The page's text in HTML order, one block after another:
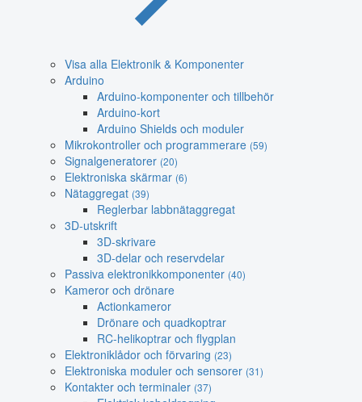
Visa alla Elektronik & Komponenter
Arduino
Arduino-komponenter och tillbehör
Arduino-kort
Arduino Shields och moduler
Mikrokontroller och programmerare (59)
Signalgeneratorer (20)
Elektroniska skärmar (6)
Nätaggregat (39)
Reglerbar labbnätaggregat
3D-utskrift
3D-skrivare
3D-delar och reservdelar
Passiva elektronikkomponenter (40)
Kameror och drönare
Actionkameror
Drönare och quadkoptrar
RC-helikoptrar och flygplan
Elektroniklådor och förvaring (23)
Elektroniska moduler och sensorer (31)
Kontakter och terminaler (37)